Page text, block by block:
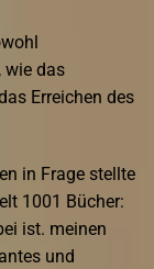
wie das
Erreichen des
in Frage stellte
1001 Bücher:
ist. meinen
und